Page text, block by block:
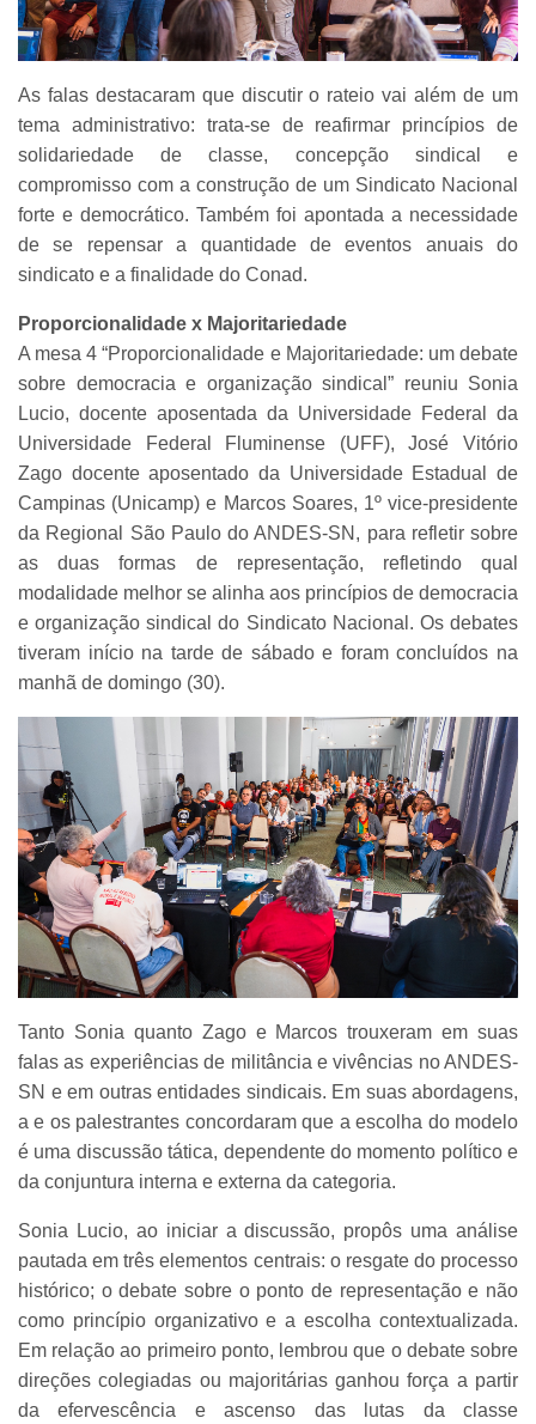
As falas destacaram que discutir o rateio vai além de um
tema administrativo: trata-se de reafirmar princípios de
solidariedade de classe, concepção sindical e
compromisso com a construção de um Sindicato Nacional
forte e democrático. Também foi apontada a necessidade
de se repensar a quantidade de eventos anuais do
sindicato e a finalidade do Conad.
Proporcionalidade x Majoritariedade
A mesa 4 “Proporcionalidade e Majoritariedade: um debate
sobre democracia e organização sindical” reuniu Sonia
Lucio, docente aposentada da Universidade Federal da
Universidade Federal Fluminense (UFF), José Vitório
Zago docente aposentado da Universidade Estadual de
Campinas (Unicamp) e Marcos Soares, 1º vice-presidente
da Regional São Paulo do ANDES-SN, para refletir sobre
as duas formas de representação, refletindo qual
modalidade melhor se alinha aos princípios de democracia
e organização sindical do Sindicato Nacional. Os debates
tiveram início na tarde de sábado e foram concluídos na
manhã de domingo (30).
Tanto Sonia quanto Zago e Marcos trouxeram em suas
falas as experiências de militância e vivências no ANDES-
SN e em outras entidades sindicais. Em suas abordagens,
a e os palestrantes concordaram que a escolha do modelo
é uma discussão tática, dependente do momento político e
da conjuntura interna e externa da categoria.
Sonia Lucio, ao iniciar a discussão, propôs uma análise
pautada em três elementos centrais: o resgate do processo
histórico; o debate sobre o ponto de representação e não
como princípio organizativo e a escolha contextualizada.
Em relação ao primeiro ponto, lembrou que o debate sobre
direções colegiadas ou majoritárias ganhou força a partir
da efervescência e ascenso das lutas da classe